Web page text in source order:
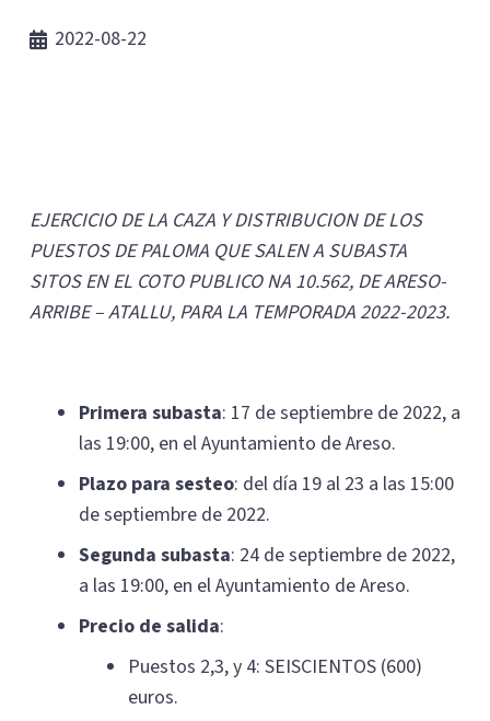
2022-08-22
EJERCICIO DE LA CAZA Y DISTRIBUCION DE LOS
PUESTOS DE PALOMA QUE SALEN A SUBASTA
SITOS EN EL COTO PUBLICO NA 10.562, DE ARESO-
ARRIBE – ATALLU, PARA LA TEMPORADA 2022-2023.
Primera subasta: 17 de septiembre de 2022, a
las 19:00, en el Ayuntamiento de Areso.
Plazo para sesteo: del día 19 al 23 a las 15:00
de septiembre de 2022.
Segunda subasta: 24 de septiembre de 2022,
a las 19:00, en el Ayuntamiento de Areso.
Precio de salida:
Puestos 2,3, y 4: SEISCIENTOS (600)
euros.